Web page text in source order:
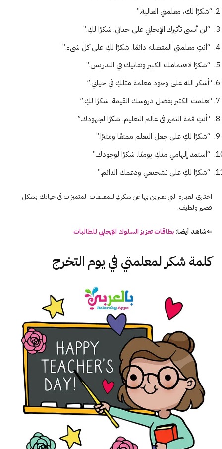
“شكرًا لك، معلمتي الغالية.”
“لن أنسى تأثيرك الإيجابي على حياتي. شكرًا لكِ.”
“أنتِ معلمتي المفضلة دائمًا. شكرًا لكِ على كل شيء.”
“شكرًا لاهتمامك الكبير وتفانيك في التدريس.”
“أشكر الله على وجود معلمة مثلكِ في حياتي.”
“تعلمت الكثير بفضل دروسك القيمة. شكرًا لكِ.”
“أنتِ قمة التميز في عالم التعليم. شكرًا لجهودك.”
“شكرًا لكِ على جعل التعلم ممتعًا ومثيرًا.”
“أستمد إلهامي منكِ يوميًا. شكرًا لوجودك.”
“شكرًا لكِ على تشجيعي ودعمك الدائم.”
اختاري العبارة التي تعبرين بها عن شكركِ للمعلمات المتميزات في حياتك بشكل
قصير ولطيف.
⇐شاهد أيضا: بطاقات تعزيز السلوك الإيجابي للطالبات
كلمة شكر لمعلمتي في يوم التخرج